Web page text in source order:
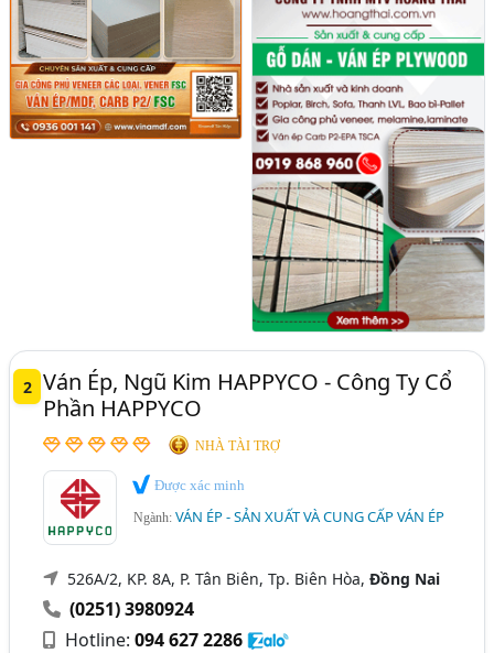
2 Ván Ép, Ngũ Kim HAPPYCO - Công Ty Cổ
Phần HAPPYCO
NHÀ TÀI TRỢ
Được xác minh
Ngành:VÁN ÉP - SẢN XUẤT VÀ CUNG CẤP VÁN ÉP
526A/2, KP. 8A, P. Tân Biên, Tp. Biên Hòa,Đồng Nai
(0251) 3980924
Hotline:094 627 2286